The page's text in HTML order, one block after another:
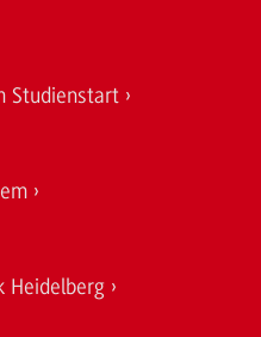
Studienstart
Heidelberg